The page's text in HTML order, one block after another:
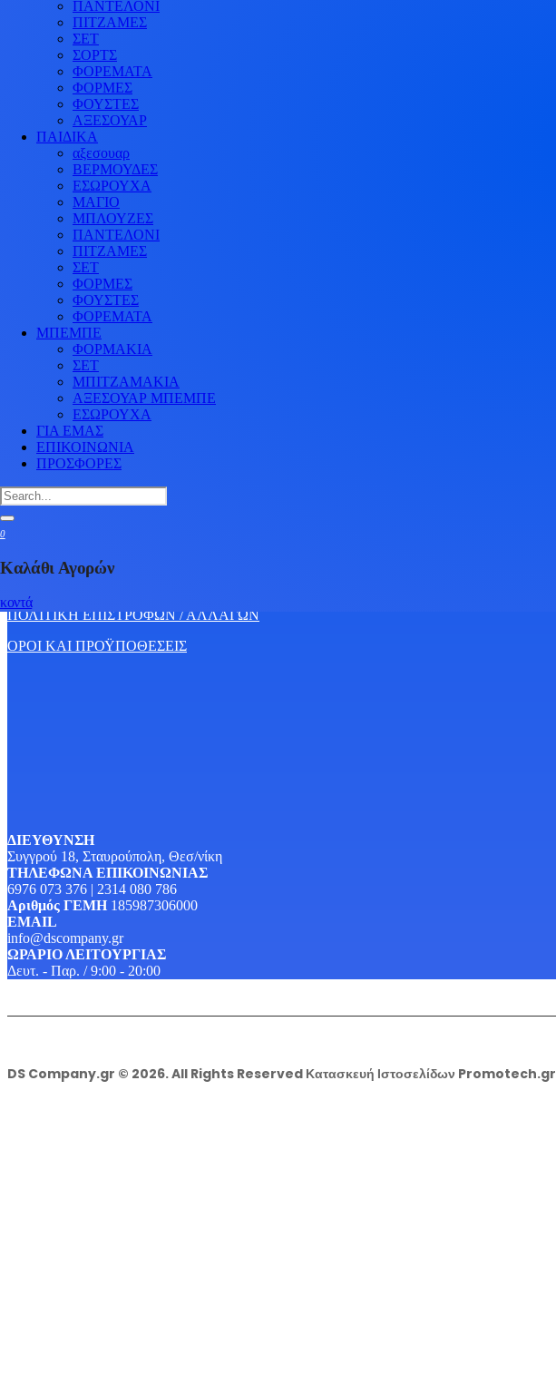
ΠΑΝΤΕΛΟΝΙ
ΠΙΤΖΑΜΕΣ
ΣΕΤ
ΣΟΡΤΣ
ΦΟΡΕΜΑΤΑ
ΦΟΡΜΕΣ
ΦΟΥΣΤΕΣ
ΑΞΕΣΟΥΑΡ
ΠΑΙΔΙΚΑ
αξεσουαρ
ΒΕΡΜΟΥΔΕΣ
ΕΣΩΡΟΥΧΑ
ΜΑΓΙΟ
ΜΠΛΟΥΖΕΣ
ΠΑΝΤΕΛΟΝΙ
ΠΙΤΖΑΜΕΣ
ΣΕΤ
ΦΟΡΜΕΣ
ΦΟΥΣΤΕΣ
ΦΟΡΕΜΑΤΑ
ΜΠΕΜΠΕ
ΦΟΡΜΑΚΙΑ
ΣΕΤ
ΜΠΙΤΖΑΜΑΚΙΑ
ΑΞΕΣΟΥΑΡ ΜΠΕΜΠΕ
ΕΣΩΡΟΥΧΑ
ΓΙΑ ΕΜΑΣ
ΕΠΙΚΟΙΝΩΝΙΑ
ΠΡΟΣΦΟΡΕΣ
0
Καλάθι Αγορών
κοντά
Εξυπηρέτηση πελατών
ΕΠΙΚΟΙΝΩΝΙΑ
ΠΟΛΙΤΙΚΗ ΕΠΙΣΤΡΟΦΩΝ / ΑΛΛΑΓΩΝ
ΟΡΟΙ ΚΑΙ ΠΡΟΫΠΟΘΕΣΕΙΣ
ΔΙΕΥΘΥΝΣΗ
Συγγρού 18, Σταυρούπολη, Θεσ/νίκη
ΤΗΛΕΦΩΝΑ ΕΠΙΚΟΙΝΩΝΙΑΣ
6976 073 376 | 2314 080 786
Αριθμός ΓΕΜΗ 185987306000
EMAIL
info@dscompany.gr
ΩΡΑΡΙΟ ΛΕΙΤΟΥΡΓΙΑΣ
Δευτ. - Παρ. / 9:00 - 20:00
DS Company.gr © 2026. All Rights Reserved Κατασκευή Ιστοσελίδων Promotech.gr